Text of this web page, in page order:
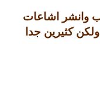
وانشر اشاعات
كثيرين جدا